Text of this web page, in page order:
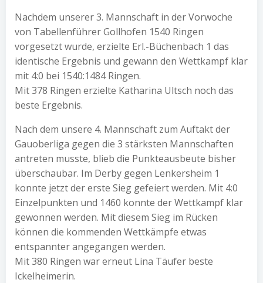
Nachdem unserer 3. Mannschaft in der Vorwoche
von Tabellenführer Gollhofen 1540 Ringen
vorgesetzt wurde, erzielte Erl.-Büchenbach 1 das
identische Ergebnis und gewann den Wettkampf klar
mit 4:0 bei 1540:1484 Ringen.
Mit 378 Ringen erzielte Katharina Ultsch noch das
beste Ergebnis.
Nach dem unsere 4. Mannschaft zum Auftakt der
Gauoberliga gegen die 3 stärksten Mannschaften
antreten musste, blieb die Punkteausbeute bisher
überschaubar. Im Derby gegen Lenkersheim 1
konnte jetzt der erste Sieg gefeiert werden. Mit 4:0
Einzelpunkten und 1460 konnte der Wettkampf klar
gewonnen werden. Mit diesem Sieg im Rücken
können die kommenden Wettkämpfe etwas
entspannter angegangen werden.
Mit 380 Ringen war erneut Lina Täufer beste
Ickelheimerin.